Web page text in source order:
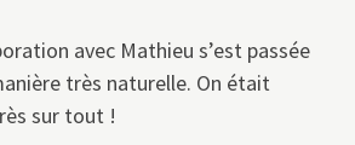
avec Mathieu s’est passée
très naturelle. On était
sur tout !